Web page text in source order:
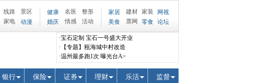
线路
景区
家电 动漫
健康 名医
整形
婚庆
情感 活动
家居 建材 家装
网视
美食
票网 零食 论坛
·宝石定制 宝石一号盛大开业
·【专题】瓯海城中村改造
·温州最多跑1次 曝光台A>
银行 保险 证券 理财 乐活 监督